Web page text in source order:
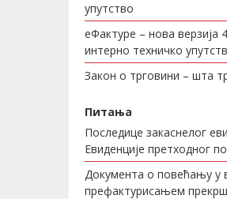
упутство
еФактуре – нова верзија
интерно техничко
Закон о трговини – шта
Питања
Последице закаснелог
Евиденције претходног
Документа о повећању у
префактурисањем